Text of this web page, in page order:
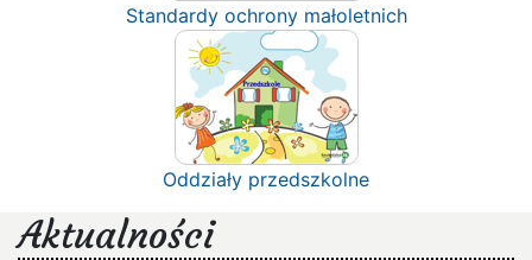
Standardy ochrony małoletnich
Oddziały przedszkolne
Aktualności